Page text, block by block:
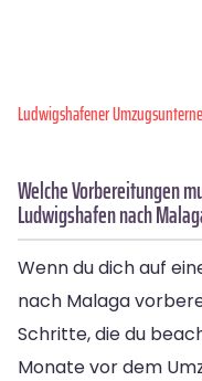
Ludwigshafener
Welche Vorbereitungen
Ludwigshafen nach
Wenn du dich auf
nach Malaga
Schritte, die du
Monate vor dem